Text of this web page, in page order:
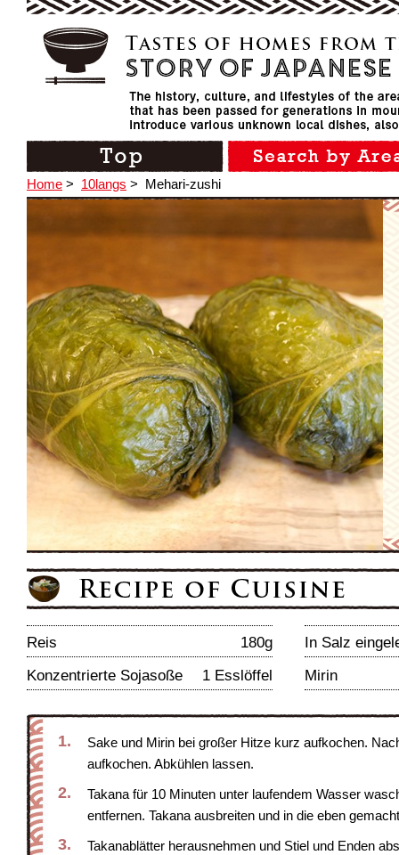
Home > 10langs > Mehari-zushi
Reis 180g
In Salz
Konzentrierte Sojasoße
1 Esslöffel Mirin
1.
Sake und Mirin bei großer Hitze kurz aufkochen.
aufkochen. Abkühlen lassen.
2.
Takana für 10 Minuten unter laufendem Wasser
entfernen. Takana ausbreiten und in die eben
3. Takanablätter herausnehmen und Stiel und Enden